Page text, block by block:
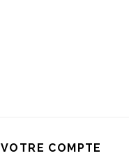
VOTRE COMPTE